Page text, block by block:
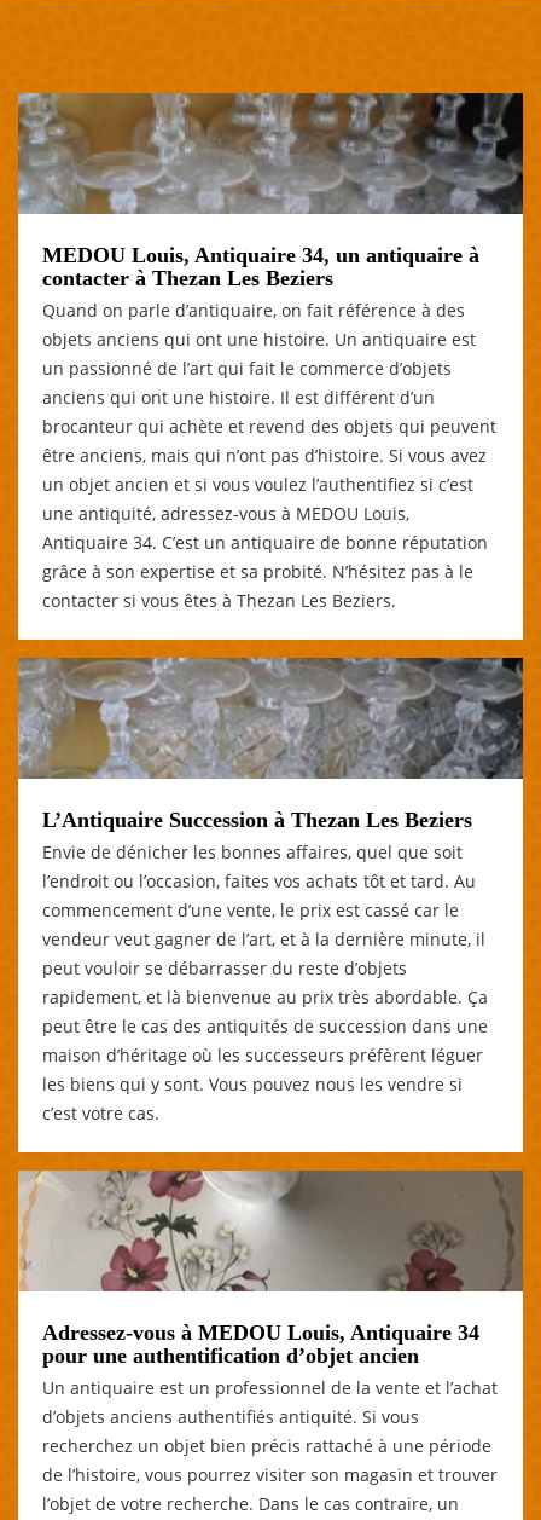
MEDOU Louis, Antiquaire 34, un antiquaire à
contacter à Thezan Les Beziers
Quand on parle d’antiquaire, on fait référence à des
objets anciens qui ont une histoire. Un antiquaire est
un passionné de l’art qui fait le commerce d’objets
anciens qui ont une histoire. Il est différent d’un
brocanteur qui achète et revend des objets qui peuvent
être anciens, mais qui n’ont pas d’histoire. Si vous avez
un objet ancien et si vous voulez l’authentifiez si c’est
une antiquité, adressez-vous à MEDOU Louis,
Antiquaire 34. C’est un antiquaire de bonne réputation
grâce à son expertise et sa probité. N’hésitez pas à le
contacter si vous êtes à Thezan Les Beziers.
L’Antiquaire Succession à Thezan Les Beziers
Envie de dénicher les bonnes affaires, quel que soit
l’endroit ou l’occasion, faites vos achats tôt et tard. Au
commencement d’une vente, le prix est cassé car le
vendeur veut gagner de l’art, et à la dernière minute, il
peut vouloir se débarrasser du reste d’objets
rapidement, et là bienvenue au prix très abordable. Ça
peut être le cas des antiquités de succession dans une
maison d’héritage où les successeurs préfèrent léguer
les biens qui y sont. Vous pouvez nous les vendre si
c’est votre cas.
Adressez-vous à MEDOU Louis, Antiquaire 34
pour une authentification d’objet ancien
Un antiquaire est un professionnel de la vente et l’achat
d’objets anciens authentifiés antiquité. Si vous
recherchez un objet bien précis rattaché à une période
de l’histoire, vous pourrez visiter son magasin et trouver
l’objet de votre recherche. Dans le cas contraire, un